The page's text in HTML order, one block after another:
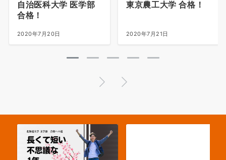
自治医科大学 医学部
合格！
2020年7月20日
東京農工大学 合格！
2020年7月21日